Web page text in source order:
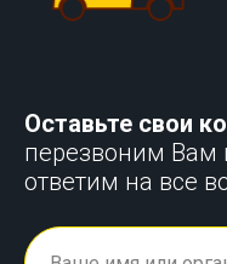
Оставьте свои
перезвоним Вам
ответим на все